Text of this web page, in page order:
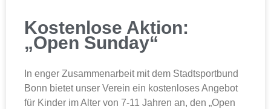
Kostenlose Aktion:
„Open Sunday“
In enger Zusammenarbeit mit dem Stadtsportbund
Bonn bietet unser Verein ein kostenloses Angebot
für Kinder im Alter von 7-11 Jahren an, den „Open